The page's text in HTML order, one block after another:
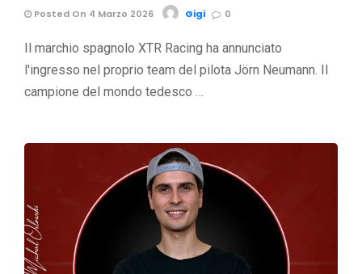
Posted On 4 Marzo 2026 Gigi 0
Il marchio spagnolo XTR Racing ha annunciato
l'ingresso nel proprio team del pilota Jörn Neumann. Il
campione del mondo tedesco …